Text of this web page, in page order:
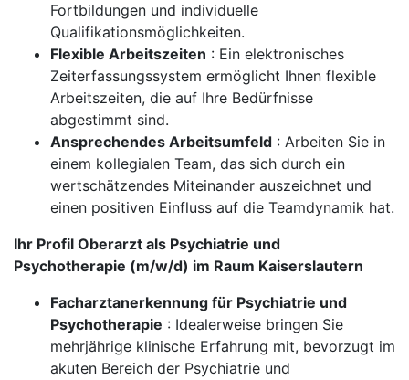
Fortbildungen und individuelle
Qualifikationsmöglichkeiten.
Flexible Arbeitszeiten : Ein elektronisches
Zeiterfassungssystem ermöglicht Ihnen flexible
Arbeitszeiten, die auf Ihre Bedürfnisse
abgestimmt sind.
Ansprechendes Arbeitsumfeld : Arbeiten Sie in
einem kollegialen Team, das sich durch ein
wertschätzendes Miteinander auszeichnet und
einen positiven Einfluss auf die Teamdynamik hat.
Ihr Profil Oberarzt als Psychiatrie und
Psychotherapie (m/w/d) im Raum Kaiserslautern
Facharztanerkennung für Psychiatrie und
Psychotherapie : Idealerweise bringen Sie
mehrjährige klinische Erfahrung mit, bevorzugt im
akuten Bereich der Psychiatrie und